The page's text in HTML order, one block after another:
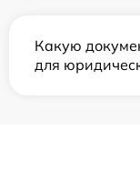
Какую
для